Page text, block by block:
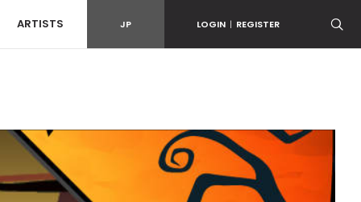
ARTISTS JP LOGIN | REGISTER